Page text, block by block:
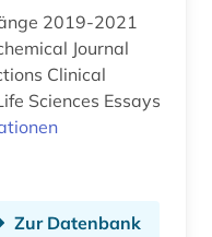
2019-2021
Clinical
Sciences Essays
Zur Datenbank